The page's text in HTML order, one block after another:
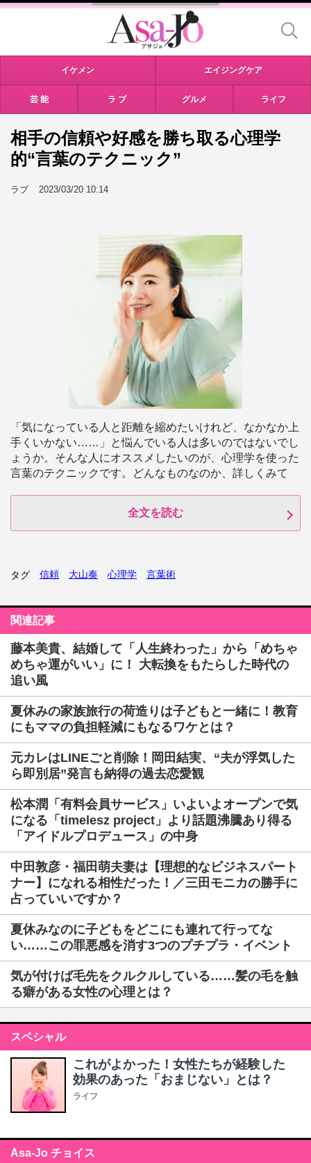
イケメン エイジングケア
芸 能 ラ ブ グルメ ライフ
相手の信頼や好感を勝ち取る心理学
的“言葉のテクニック”
ラブ 2023/03/20 10:14
「気になっている人と距離を縮めたいけれど、なかなか上
手くいかない……」と悩んでいる人は多いのではないでし
ょうか。そんな人にオススメしたいのが、心理学を使った
言葉のテクニックです。どんなものなのか、詳しくみて
全文を読む
タグ 信頼 大山奏 心理学 言葉術
関連記事
藤本美貴、結婚して「人生終わった」から「めちゃ
めちゃ運がいい」に！ 大転換をもたらした時代の
追い風
夏休みの家族旅行の荷造りは子どもと一緒に！教育
にもママの負担軽減にもなるワケとは？
元カレはLINEごと削除！岡田結実、“夫が浮気した
ら即別居”発言も納得の過去恋愛観
松本潤「有料会員サービス」いよいよオープンで気
になる「timelesz project」より話題沸騰あり得る
「アイドルプロデュース」の中身
中田敦彦・福田萌夫妻は【理想的なビジネスパート
ナー】になれる相性だった！／三田モニカの勝手に
占っていいですか？
夏休みなのに子どもをどこにも連れて行ってな
い……この罪悪感を消す3つのプチプラ・イベント
気が付けば毛先をクルクルしている……髪の毛を触
る癖がある女性の心理とは？
スペシャル
これがよかった！女性たちが経験した
効果のあった「おまじない」とは？
ライフ
Asa-Jo チョイス